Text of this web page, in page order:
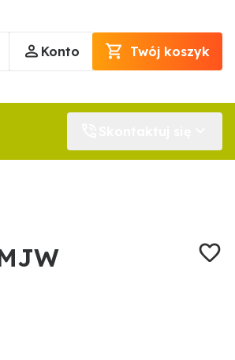
Konto Twój koszyk